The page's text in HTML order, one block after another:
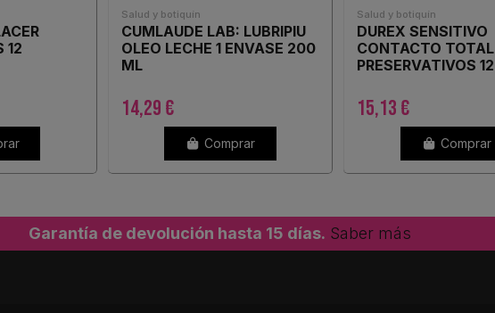
12
Salud y botiquín
CUMLAUDE LAB: LUBRIPIU
OLEO LECHE 1 ENVASE 200
ML
14,29 €
Comprar
Salud y botiquín
DUREX SENSITIVO
CONTACTO TOTAL
PRESERVATIVOS 12
15,13 €
Comprar
Garantía de devolución hasta 15 días. Saber más